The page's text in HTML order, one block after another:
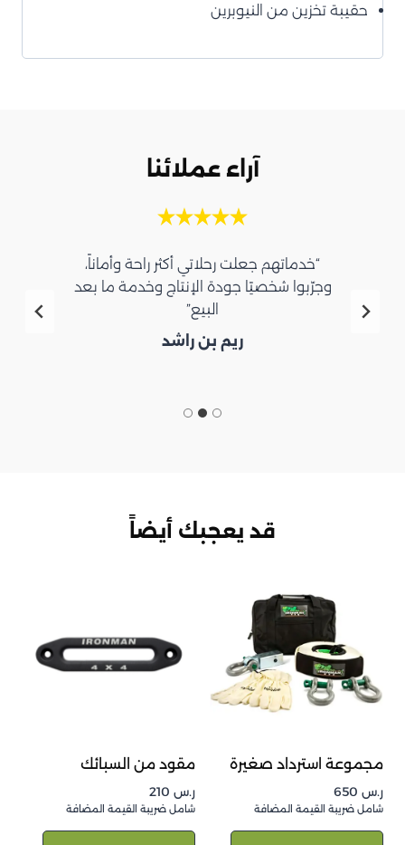
حقيبة تخزين من النيوبرين
آراء عملائنا
“خدماتهم جعلت رحلاتي أكثر راحة وأماناً،
وجرّبوا شخصيًا جودة الإنتاج وخدمة ما بعد
البيع”
ريم بن راشد
قد يعجبك أيضاً
مجموعة استرداد صغيرة
ر.س
شامل ضريبة القيمة المضافة
مقود من السبائك
ر.س
شامل ضريبة القيمة المضافة